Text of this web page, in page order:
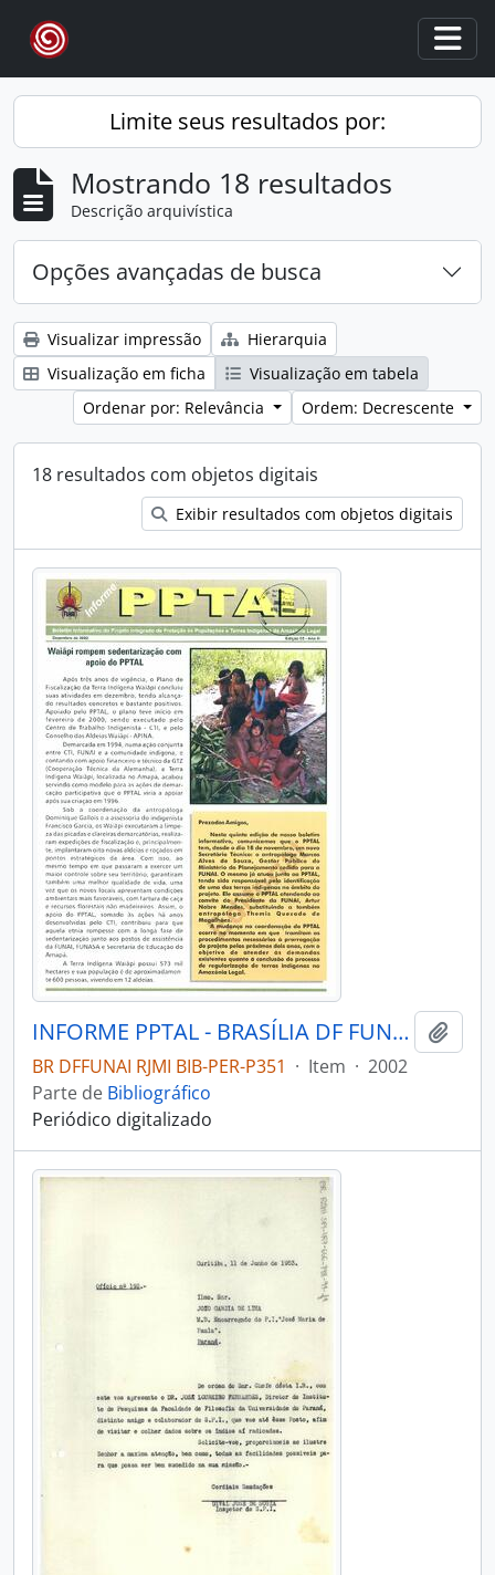
Skip to main content
Limite seus resultados por:
Mostrando 18 resultados
Descrição arquivística
Opções avançadas de busca
Visualizar impressão
Hierarquia
Visualização em ficha
Visualização em tabela
Ordenar por: Relevância
Ordem: Decrescente
18 resultados com objetos digitais
Exibir resultados com objetos digitais
INFORME PPTAL - BRASÍLIA DF FUNAI - 2002 - Nº05
BR DFFUNAI RJMI BIB-PER-P351 · Item · 2002
Parte de Bibliográfico
Periódico digitalizado